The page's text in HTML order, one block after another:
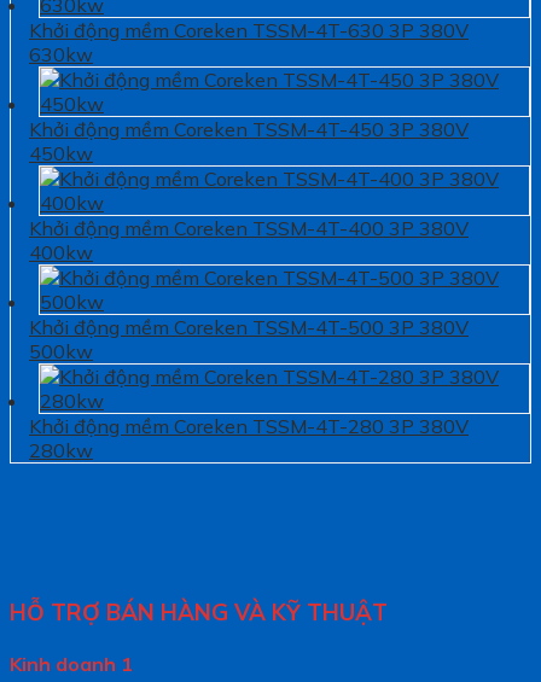
Khởi động mềm Coreken TSSM-4T-630 3P 380V
630kw
Khởi động mềm Coreken TSSM-4T-450 3P 380V
450kw
Khởi động mềm Coreken TSSM-4T-400 3P 380V
400kw
Khởi động mềm Coreken TSSM-4T-500 3P 380V
500kw
Khởi động mềm Coreken TSSM-4T-280 3P 380V
280kw
HỖ TRỢ BÁN HÀNG VÀ KỸ THUẬT
Kinh doanh 1